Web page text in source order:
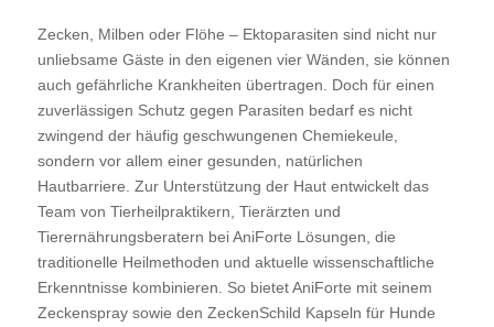
Zecken, Milben oder Flöhe – Ektoparasiten sind nicht nur
unliebsame Gäste in den eigenen vier Wänden, sie können
auch gefährliche Krankheiten übertragen. Doch für einen
zuverlässigen Schutz gegen Parasiten bedarf es nicht
zwingend der häufig geschwungenen Chemiekeule,
sondern vor allem einer gesunden, natürlichen
Hautbarriere. Zur Unterstützung der Haut entwickelt das
Team von Tierheilpraktikern, Tierärzten und
Tierernährungsberatern bei AniForte Lösungen, die
traditionelle Heilmethoden und aktuelle wissenschaftliche
Erkenntnisse kombinieren. So bietet AniForte mit seinem
Zeckenspray sowie den ZeckenSchild Kapseln für Hunde